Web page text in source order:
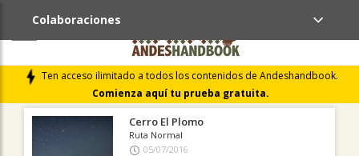
Ten acceso ilimitado a todos los contenidos de Andeshandbook.
Comienza aquí tu prueba gratuita.
Colaboraciones
ÚLTIMAS COLABORACIONES PUBLICADAS
LIBROS DE CUMBRES
Cerro El Plomo
Ruta Normal
05/07/2016